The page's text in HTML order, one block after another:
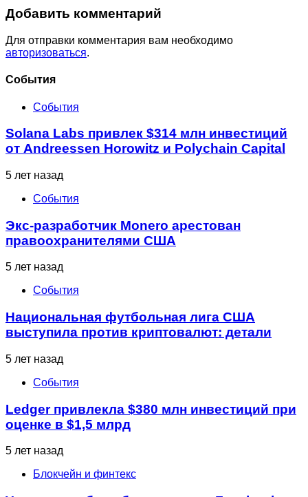
Добавить комментарий
Для отправки комментария вам необходимо
авторизоваться.
Cобытия
События
Solana Labs привлек $314 млн инвестиций
от Andreessen Horowitz и Polychain Capital
5 лет назад
События
Экс-разработчик Monero арестован
правоохранителями США
5 лет назад
События
Национальная футбольная лига США
выступила против криптовалют: детали
5 лет назад
События
Ledger привлекла $380 млн инвестиций при
оценке в $1,5 млрд
5 лет назад
Блокчейн и финтекс